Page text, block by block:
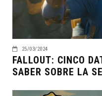
25/03/2024
FALLOUT: CINCO
SABER SOBRE LA